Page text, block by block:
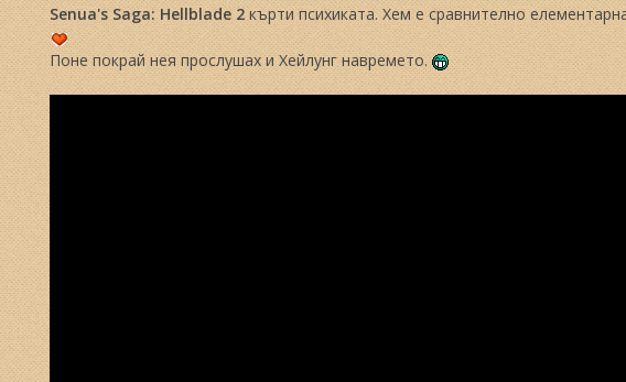
t
Senua's Saga: Hellblade 2кърти психиката. Хем е сравнително
Поне покрай нея прослушах и Хейлунг навремето.